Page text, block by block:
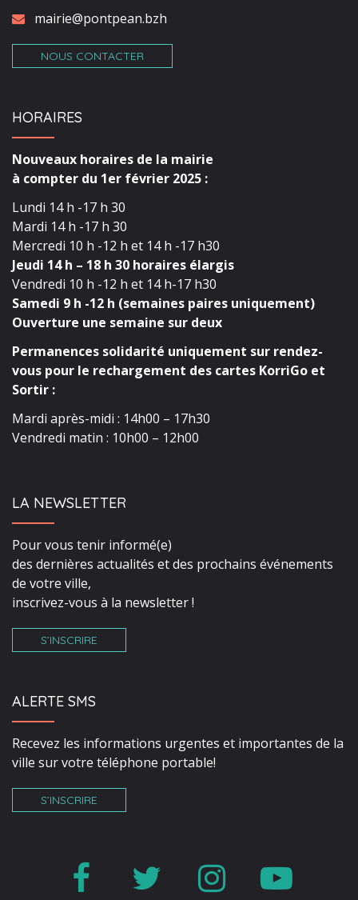
mairie@pontpean.bzh
NOUS CONTACTER
HORAIRES
Nouveaux horaires de la mairie
à compter du 1er février 2025 :
Lundi 14 h -17 h 30
Mardi 14 h -17 h 30
Mercredi 10 h -12 h et 14 h -17 h30
Jeudi 14 h – 18 h 30 horaires élargis
Vendredi 10 h -12 h et 14 h-17 h30
Samedi 9 h -12 h (semaines paires uniquement)
Ouverture une semaine sur deux
Permanences solidarité uniquement sur rendez-
vous pour le rechargement des cartes KorriGo et
Sortir :
Mardi après-midi : 14h00 – 17h30
Vendredi matin : 10h00 – 12h00
LA NEWSLETTER
Pour vous tenir informé(e)
des dernières actualités et des prochains événements
de votre ville,
inscrivez-vous à la newsletter !
S’INSCRIRE
ALERTE SMS
Recevez les informations urgentes et importantes de la
ville sur votre téléphone portable!
S’INSCRIRE
Lien Lien Lien